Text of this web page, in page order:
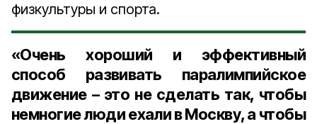
физкультуры и спорта.
«Очень хороший и эффективный
способ развивать паралимпийское
движение – это не сделать так, чтобы
немногие люди ехали в Москву, а чтобы